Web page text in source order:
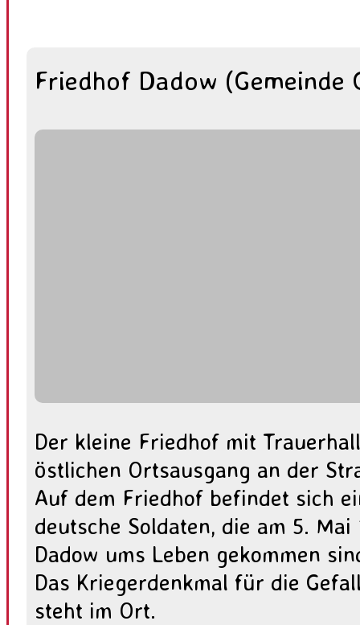
Friedhof Dadow (Gemeinde
Der kleine Friedhof mit
östlichen Ortsausgang an der
Auf dem Friedhof befindet sich
deutsche Soldaten, die am 5.
Dadow ums Leben gekommen
Das Kriegerdenkmal für die
steht im Ort.